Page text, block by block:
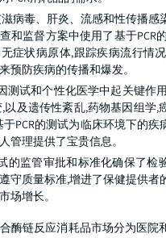
病毒、肝炎、流感和性传播感
和监督方案中使用了基于PCR
症状病原体,跟踪疾病流行情
预防疾病的传播和爆发。
测试和个性化医学中起关键作
以及遗传性紊乱,药物基因组学,
PCR的测试为临床环境下的疾
管理提供了宝贵信息。
的监管审批和标准化确保了检
守质量标准,增进了保健提供者
场增长。
酶链反应消耗品市场分为医院